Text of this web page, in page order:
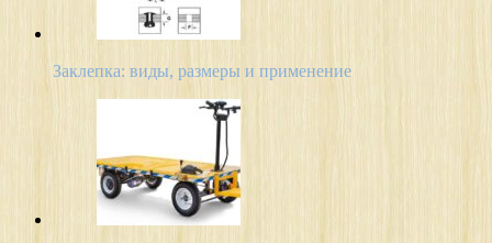
Заклепка: виды, размеры и применение